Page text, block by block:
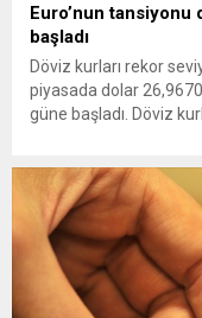
Euro’nun
başladı
Döviz kurları rekor
piyasada dolar
güne başladı. Döviz
euro ise 30,3070
başladı. Serbest...